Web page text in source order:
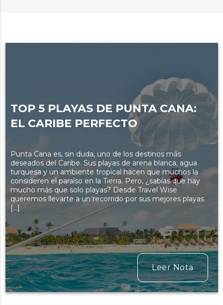
TOP 5 PLAYAS DE PUNTA CANA:
EL CARIBE PERFECTO
Punta Cana es, sin duda, uno de los destinos más
deseados del Caribe. Sus playas de arena blanca, agua
turquesa y un ambiente tropical hacen que muchos la
consideren el paraíso en la Tierra. Pero, ¿sabías que hay
mucho más que solo playas? Desde Travel Wise
queremos llevarte a un recorrido por sus mejores playas
[…]
Leer Nota